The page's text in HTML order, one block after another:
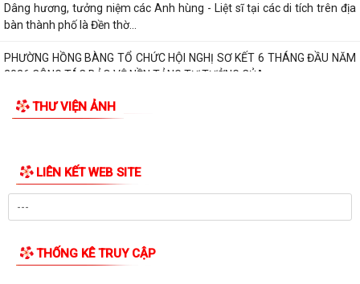
Dâng hương, tưởng niệm các Anh hùng - Liệt sĩ tại các di tích trên địa
bàn thành phố là Đền thờ...
PHƯỜNG HỒNG BÀNG TỔ CHỨC HỘI NGHỊ SƠ KẾT 6 THÁNG ĐẦU NĂM
2026 CÔNG TÁC BẢO VỆ NỀN TẢNG TƯ TƯỞNG CỦA...
Hội Cựu CAND phường Hồng Bàng đi thăm, tặng quà các gia đình
động của bộ máy chính quyền cơ...
TUỔI TRẺ PHƯỜNG HỒNG BÀNG TỔ CHỨC CHƯƠNG TRÌNH NÓI
Đồng chí Nguyễn Văn Tuấn, Bí thư Đảng ủy phường Hồng Bàng được
THƯ VIỆN ẢNH